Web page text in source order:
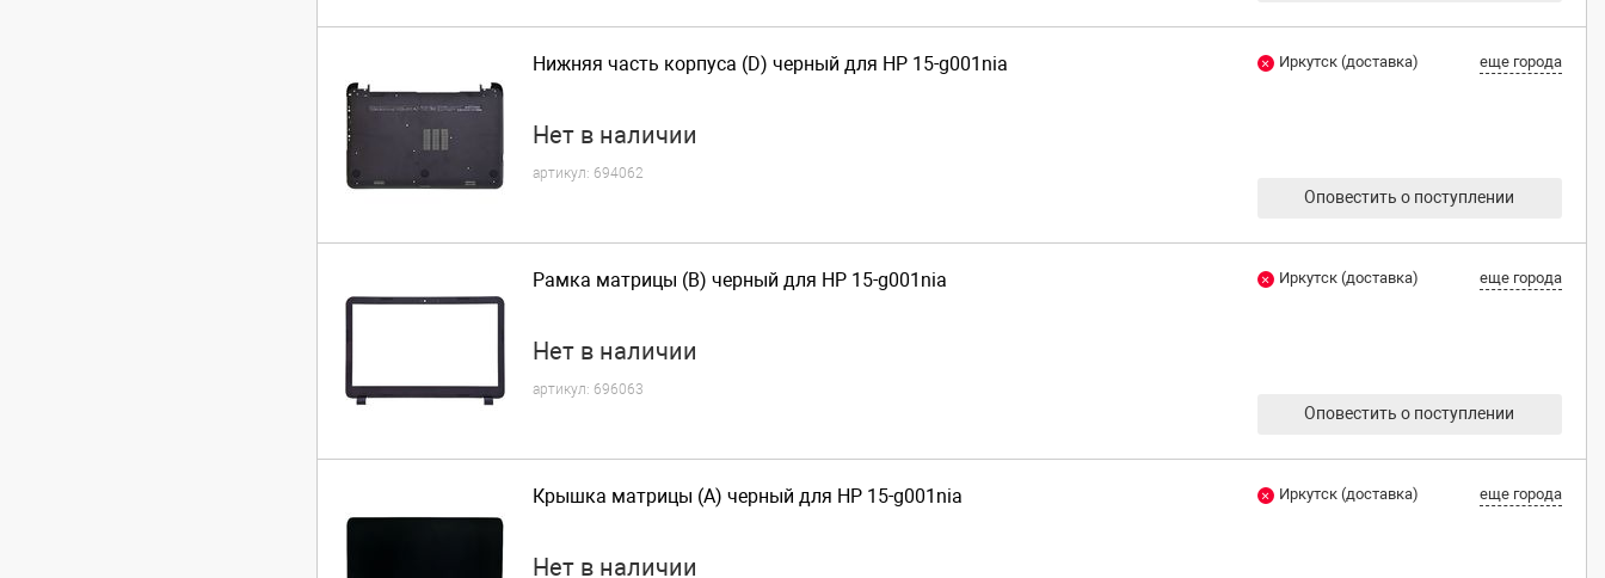
Нижняя часть корпуса (D) черный для HP 15-g001nia
Нет в наличии
артикул: 694062
Иркутск (доставка) еще города
Оповестить о поступлении
Рамка матрицы (B) черный для HP 15-g001nia
Нет в наличии
артикул: 696063
Иркутск (доставка) еще города
Оповестить о поступлении
Крышка матрицы (A) черный для HP 15-g001nia
Нет в наличии
Иркутск (доставка) еще города